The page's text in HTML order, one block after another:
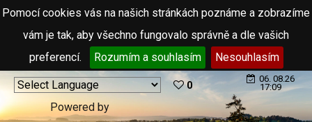
Pomocí cookies vás na našich stránkách poznáme a zobrazíme
vám je tak, aby všechno fungovalo správně a dle vašich
preferencí.
Rozumím a souhlasím Nesouhlasím
Powered by
0
06. 08.26
17:09